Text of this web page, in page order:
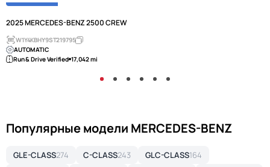
2025 MERCEDES-BENZ 2500 CREW
W1Y4KBHY9ST219795
AUTOMATIC
Run & Drive Verified 17,042 mi
Популярные модели MERCEDES-BENZ
GLE-CLASS274 C-CLASS243 GLC-CLASS164